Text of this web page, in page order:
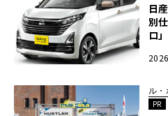
日
別
ロ
ル
PR